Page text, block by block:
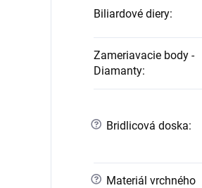
Biliardové diery:
Zameriavacie body -
Diamanty:
? Bridlicová doska:
? Materiál vrchného